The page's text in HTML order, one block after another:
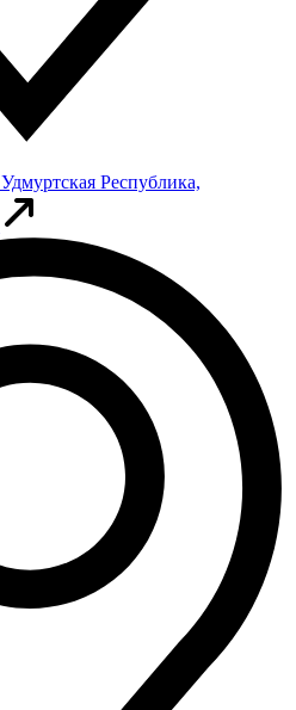
Удмуртская Республика,